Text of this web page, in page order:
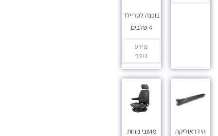
בוכנה לטריילר
מידע
נוסף
הידראוליקה מושבי נוחות